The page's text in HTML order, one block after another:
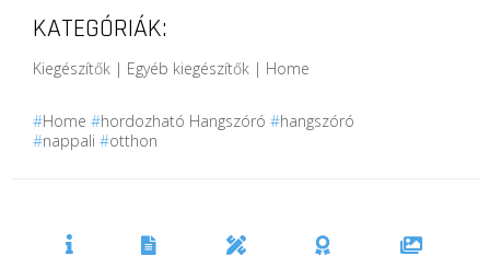
KATEGÓRIÁK:
Kiegészítők | Egyéb kiegészítők | Home
#Home #hordozható Hangszóró #hangszóró
#nappali #otthon